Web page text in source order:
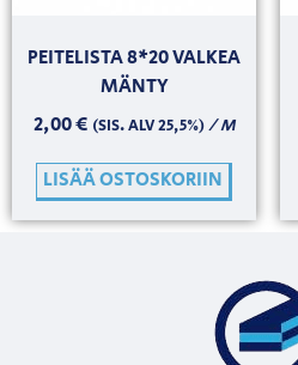
PEITELISTA 8*20 VALKEA
MÄNTY
2,00€ (SIS. ALV 25,5%)/ M
LISÄÄ OSTOSKORIIN